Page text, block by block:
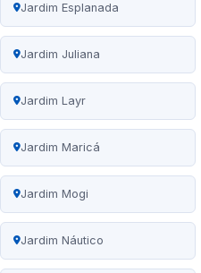
Jardim Esplanada
Jardim Juliana
Jardim Layr
Jardim Maricá
Jardim Mogi
Jardim Náutico